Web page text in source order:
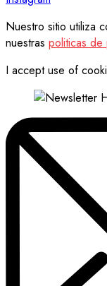
Nuestro sitio utiliza
nuestras politicas de
I accept use of